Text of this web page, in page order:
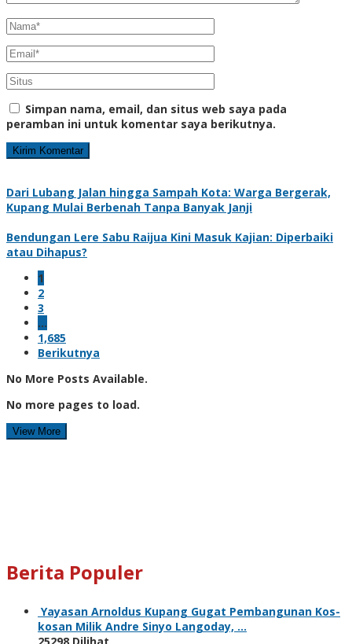
Simpan nama, email, dan situs web saya pada
peramban ini untuk komentar saya berikutnya.
Dari Lubang Jalan hingga Sampah Kota: Warga Bergerak,
Kupang Mulai Berbenah Tanpa Banyak Janji
Bendungan Lere Sabu Raijua Kini Masuk Kajian: Diperbaiki
atau Dihapus?
1
2
3
…
1,685
Berikutnya
No More Posts Available.
No more pages to load.
View More
Berita Populer
Yayasan Arnoldus Kupang Gugat Pembangunan Kos-
kosan Milik Andre Sinyo Langoday, …